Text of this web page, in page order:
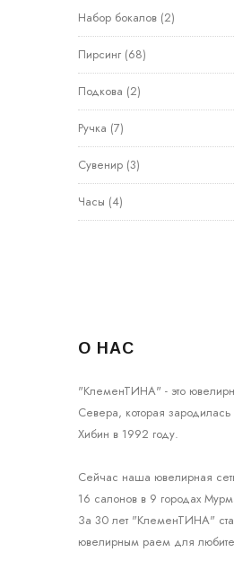
Набор бокалов (2)
Пирсинг (68)
Подкова (2)
Ручка (7)
Сувенир (3)
Часы (4)
О НАС
"КлеменТИНА" - это
Севера, которая
Хибин в 1992 году.
Сейчас наша ювелирная
16 салонов в 9 городах
За 30 лет "КлеменТИНА"
ювелирным раем для